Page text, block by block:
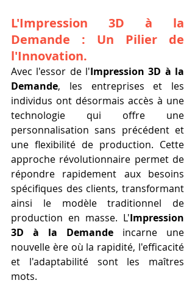
L'Impression 3D à la
Demande : Un Pilier de
l'Innovation.
Avec l'essor de l'Impression 3D à la
Demande, les entreprises et les
individus ont désormais accès à une
technologie qui offre une
personnalisation sans précédent et
une flexibilité de production. Cette
approche révolutionnaire permet de
répondre rapidement aux besoins
spécifiques des clients, transformant
ainsi le modèle traditionnel de
production en masse. L'Impression
3D à la Demande incarne une
nouvelle ère où la rapidité, l'efficacité
et l'adaptabilité sont les maîtres
mots.